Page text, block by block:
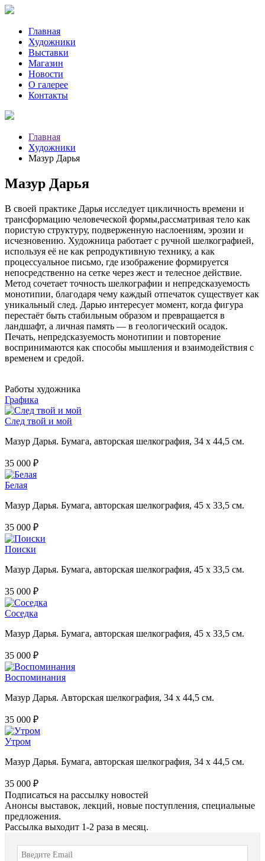
Главная
Художники
Выставки
Магазин
Новости
О галерее
Контакты
Главная
Художники
Мазур Дарья
Мазур Дарья
В своей практике Дарья исследует цикличность времени и
трансформацию человеческой формы,рассматривая тело как
пористую структуру, подверженную наслоениям, эрозии и
исчезновению. Художница работает с ручной шелкографией,
используя её не как репродуктивную технику, а как
процессуальное письмо, где изображение формируется
непосредственно на сетке через жест и телесное действие.
Метод сочетает точность шелкографии и непредсказуемость
монотипии, благодаря чему каждый отпечаток существует как
уникальный след. Дарью интересует момент, когда фигура
перестаёт быть стабильным образом и превращается в
ландшафт, а личная память — в геологический осадок.
Печать, непредсказуемость монотипии и повторение
воспринимаются как способы мышления и взаимодействия с
временем и средой.
Работы художника
Графика
След твой и мой
Мазур Дарья. Бумага, авторская шелкография, 34 х 44,5 см.
35 000 ₽
Белая
Мазур Дарья. Бумага, авторская шелкография, 45 х 33,5 см.
35 000 ₽
Поиски
Мазур Дарья. Бумага, авторская шелкография, 45 х 33,5 см.
35 000 ₽
Соседка
Мазур Дарья. Бумага, авторская шелкография, 45 х 33,5 см.
35 000 ₽
Воспоминания
Мазур Дарья. Авторская шелкография, 34 х 44,5 см.
35 000 ₽
Утром
Мазур Дарья. Бумага, авторская шелкография, 34 х 44,5 см.
35 000 ₽
Подписаться на рассылку новостей
Анонсы выставок, лекций, новые поступления, специальные
предложения.
Рассылка выходит 1-2 раза в месяц.